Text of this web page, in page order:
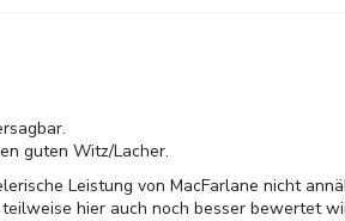
guten Witz/Lacher.
Leistung von MacFarlane nicht
hier auch noch besser bewertet